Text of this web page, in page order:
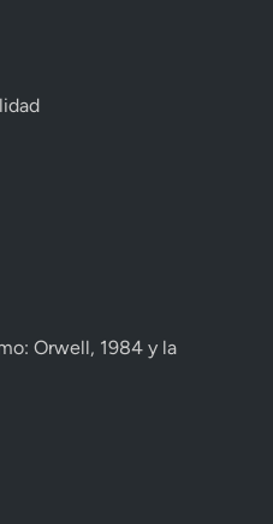
Orwell, 1984 y la